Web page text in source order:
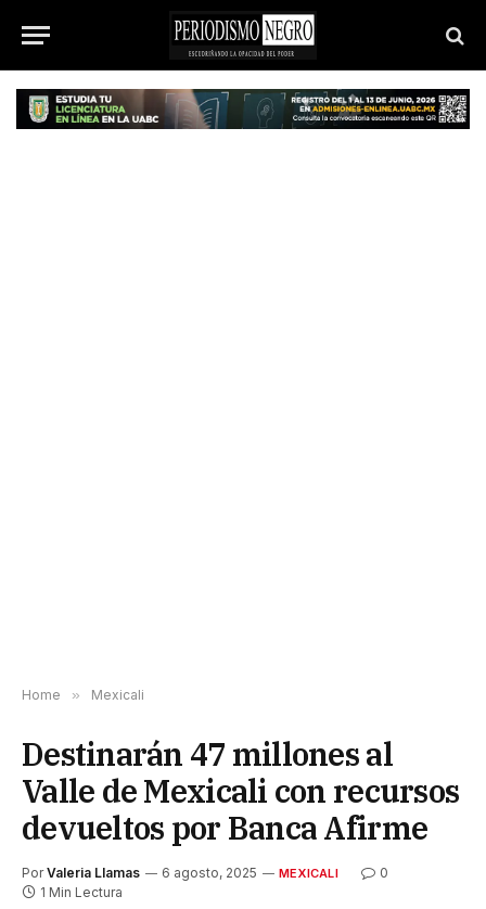
Home » Mexicali
Destinarán 47 millones al
Valle de Mexicali con recursos
devueltos por Banca Afirme
Por Valeria Llamas 6 agosto, 2025 MEXICALI
0
1 Min Lectura